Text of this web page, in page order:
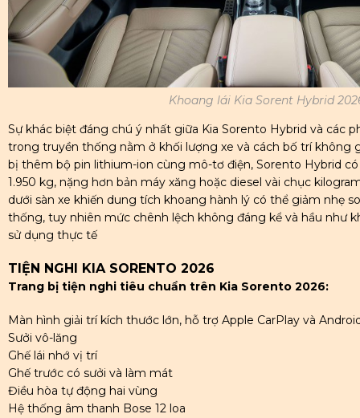
Khoang lái Kia Sorent Hybrid
Sự khác biệt đáng chú ý nhất giữa Kia Sorento Hybrid và các
trong truyền thống nằm ở khối lượng xe và cách bố trí không
bị thêm bộ pin lithium-ion cùng mô-tơ điện, Sorento Hybrid
1.950 kg, nặng hơn bản máy xăng hoặc diesel vài chục
dưới sàn xe khiến dung tích khoang hành lý có thể giảm nhẹ
thống, tuy nhiên mức chênh lệch không đáng kể và hầu như
sử dụng thực tế
TIỆN NGHI KIA SORENTO 2026
Trang bị tiện nghi tiêu chuẩn trên Kia Sorento 2026:
Màn hình giải trí kích thước lớn, hỗ trợ Apple CarPlay và
Sưởi vô-lăng
Ghế lái nhớ vị trí
Ghế trước có sưởi và làm mát
Điều hòa tự động hai vùng
Hệ thống âm thanh Bose 12 loa